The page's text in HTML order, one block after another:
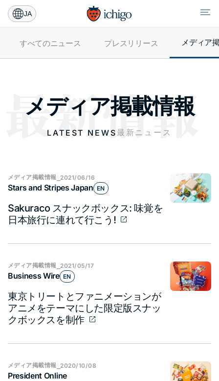
JA
すべてのニュース プレス​リリース メディア​
メディア​掲載情報
LATEST NEWS最新ニュース
メディア​掲載情報 2021/06/16
Stars and Stripes Japan EN
Sakuraco スナックボックス: 味覚を
日本旅行に連れて行こう!
メディア​掲載情報 2021/05/17
Business Wire EN
東京トリートとファニメーションが
アニメをテーマにした限定版スナッ
クボックスを制作
メディア​掲載情報 2020/10/08
President Online